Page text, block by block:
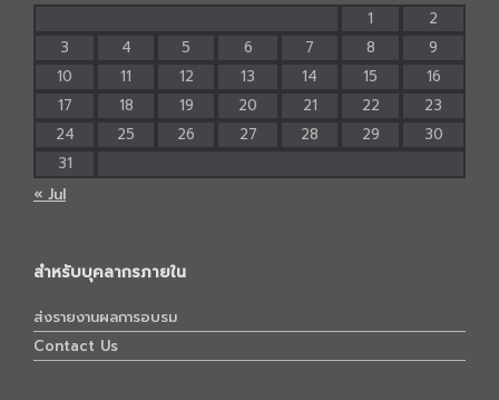
1
2
3
4 5 6 7 8
9
10
11 12 13 14 15
16
17
18 19 20 21 22
23
24
25 26 27 28 29
30
31
« Jul
สำหรับบุคลากรภายใน
ส่งรายงานผลการอบรม
Contact Us